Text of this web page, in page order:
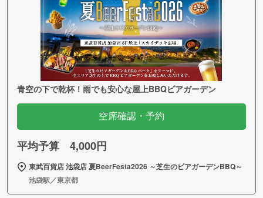
青空の下で乾杯！雨でも安心な屋上BBQビアガーデン
空席確認・予約
平均予算 4,000円
東武百貨店 池袋店 夏BeerFesta2026 ～芝生のビアガーデンBBQ～
池袋駅／東京都